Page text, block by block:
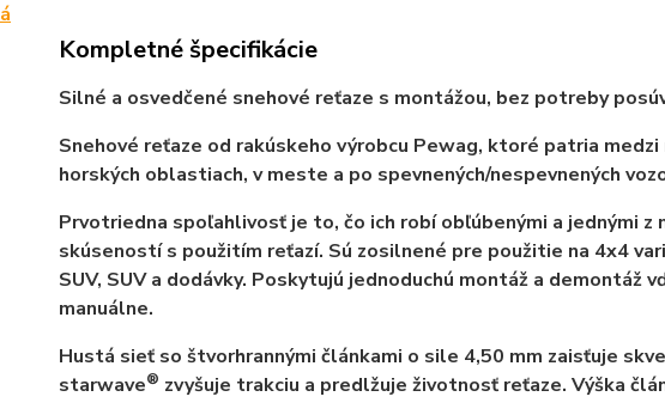
Kompletné špecifikácie
Silné a osvedčené snehové reťaze s montážou, bez potreby
Snehové reťaze od rakúskeho výrobcu Pewag, ktoré patria
horských oblastiach, v meste a po spevnených/nespevnených
Prvotriedna spoľahlivosť je to, čo ich robí obľúbenými a jednými z
skúseností s použitím reťazí. Sú zosilnené pre použitie na 4x4
SUV, SUV a dodávky. Poskytujú jednoduchú montáž a demontáž
manuálne.
Hustá sieť so štvorhrannými článkami o sile 4,50 mm zaisťuje
starwave® zvyšuje trakciu a predlžuje životnosť reťaze. Výška